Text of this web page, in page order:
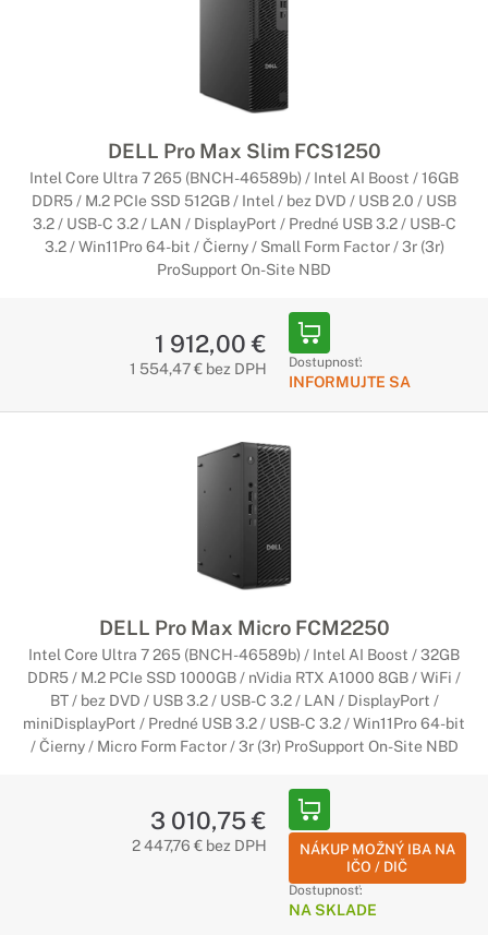
DELL Pro Max Slim FCS1250
Intel Core Ultra 7 265 (BNCH-46589b) / Intel AI Boost / 16GB
DDR5 / M.2 PCIe SSD 512GB / Intel / bez DVD / USB 2.0 / USB
3.2 / USB-C 3.2 / LAN / DisplayPort / Predné USB 3.2 / USB-C
3.2 / Win11Pro 64-bit / Čierny / Small Form Factor / 3r (3r)
ProSupport On-Site NBD
1 912,00 €
1 554,47 € bez DPH Dostupnosť:
INFORMUJTE SA
DELL Pro Max Micro FCM2250
Intel Core Ultra 7 265 (BNCH-46589b) / Intel AI Boost / 32GB
DDR5 / M.2 PCIe SSD 1000GB / nVidia RTX A1000 8GB / WiFi /
BT / bez DVD / USB 3.2 / USB-C 3.2 / LAN / DisplayPort /
miniDisplayPort / Predné USB 3.2 / USB-C 3.2 / Win11Pro 64-bit
/ Čierny / Micro Form Factor / 3r (3r) ProSupport On-Site NBD
3 010,75 €
2 447,76 € bez DPH
NÁKUP MOŽNÝ IBA NA
IČO / DIČ
Dostupnosť:
NA SKLADE